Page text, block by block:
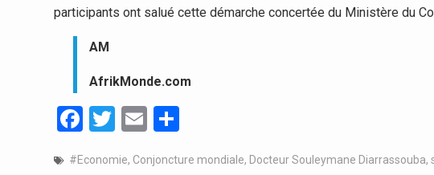
participants ont salué cette démarche concertée du Ministère du
AM
AfrikMonde.com
Facebook
Twitter
Email
#Economie, Conjoncture mondiale, Docteur Souleymane Diarrassouba,